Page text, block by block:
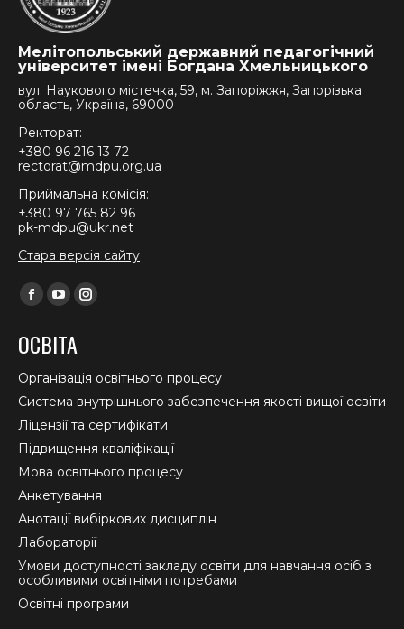
Мелітопольський державний педагогічний
університет імені Богдана Хмельницького
вул. Наукового містечка, 59, м. Запоріжжя, Запорізька
область, Україна, 69000
Ректорат:
+380 96 216 13 72
rectorat@mdpu.org.ua
Приймальна комісія:
+380 97 765 82 96
pk-mdpu@ukr.net
Стара версія сайту
Find us on:
Facebook
opens
in
new
window
YouTube
opens
in
new
window
Instagram
in
new
window
ОСВІТА
Організація освітнього процесу
Система внутрішнього забезпечення якості вищої освіти
Ліцензії та сертифікати
Підвищення кваліфікації
Мова освітнього процесу
Анкетування
Анотації вибіркових дисциплін
Лабораторії
Умови доступності закладу освіти для навчання осіб з
особливими освітніми потребами
Освітні програми